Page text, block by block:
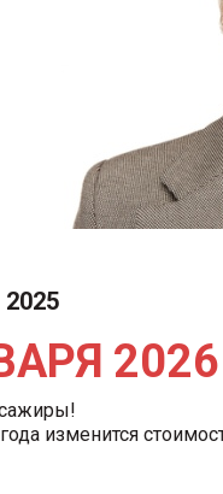
изменится